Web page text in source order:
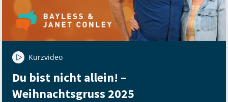
Kurzvideo
Du bist nicht allein! –
Weihnachtsgruss 2025